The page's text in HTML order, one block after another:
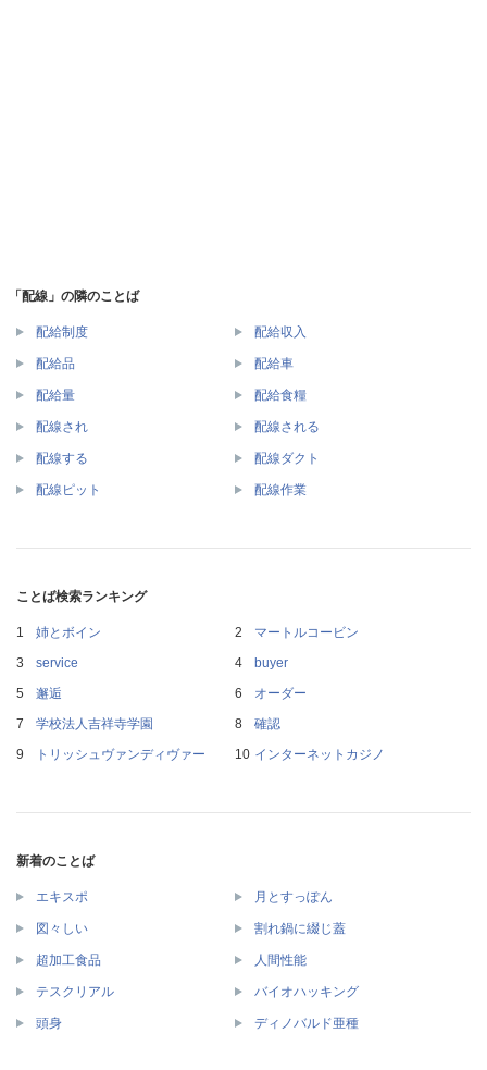
「配線」の隣のことば
配給制度 配給収入
配給品 配給車
配給量 配給食糧
配線され 配線される
配線する 配線ダクト
配線ピット 配線作業
ことば検索ランキング
姉とボイン
マートルコービン
service
buyer
邂逅
オーダー
学校法人吉祥寺学園
確認
トリッシュヴァンディヴァー
インターネットカジノ
新着のことば
エキスポ 月とすっぽん
図々しい 割れ鍋に綴じ蓋
超加工食品 人間性能
テスクリアル バイオハッキング
頭身 ディノバルド亜種